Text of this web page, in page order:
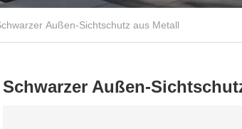
Branchennachrichten
Außen-Sichtschutz aus Metall
Schwarzer Außen-